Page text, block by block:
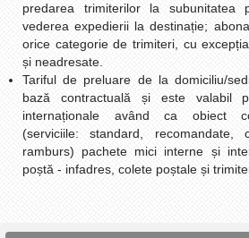
predarea trimiterilor la subunitatea
vederea expedierii la destinație;
orice categorie de trimiteri, cu
și neadresate.
Tariful de preluare de la domiciliu/
bază contractuală și este valabil
internaționale având ca obiect
(serviciile: standard,
ramburs) pachete mici interne și
poștă - infadres, colete poștale și